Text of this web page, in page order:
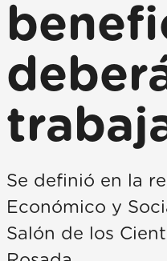
Se definió en la
Económico y
Salón de los